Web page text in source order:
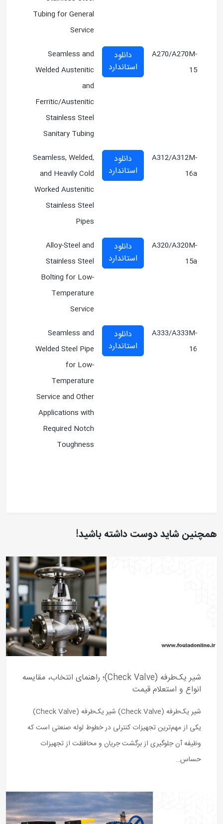
Tubing for General
Service
A270/A270M-
15
دانلود
استاندارد
Seamless and
Welded Austenitic
and
Ferritic/Austenitic
Stainless Steel
Sanitary Tubing
A312/A312M-
16a
دانلود
استاندارد
Seamless, Welded,
and Heavily Cold
Worked Austenitic
Stainless Steel
Pipes
A320/A320M-
15a
دانلود
استاندارد
Alloy-Steel and
Stainless Steel
Bolting for Low-
Temperature
Service
A333/A333M-
16
دانلود
استاندارد
Seamless and
Welded Steel Pipe
for Low-
Temperature
Service and Other
Applications with
Required Notch
Toughness
همچنین شاید دوست داشته باشید!
شیر یک‌طرفه (Check Valve)؛ راهنمای انتخاب، مقایسه
انواع و استعلام قیمت
شیر یک‌طرفه (Check Valve) شیر یک‌طرفه (Check Valve)
یکی از مهم‌ترین تجهیزات کنترلی در خطوط لوله صنعتی است که
وظیفه آن جلوگیری از برگشت جریان و محافظت از تجهیزات
حساس…